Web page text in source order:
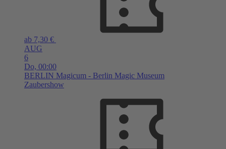
ab 7,30 €
AUG
6
Do, 00:00
BERLIN Magicum - Berlin Magic Museum
Zaubershow